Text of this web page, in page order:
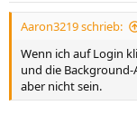
Aaron3219 schrieb:
Wenn ich auf Login
und die
aber nicht sein.